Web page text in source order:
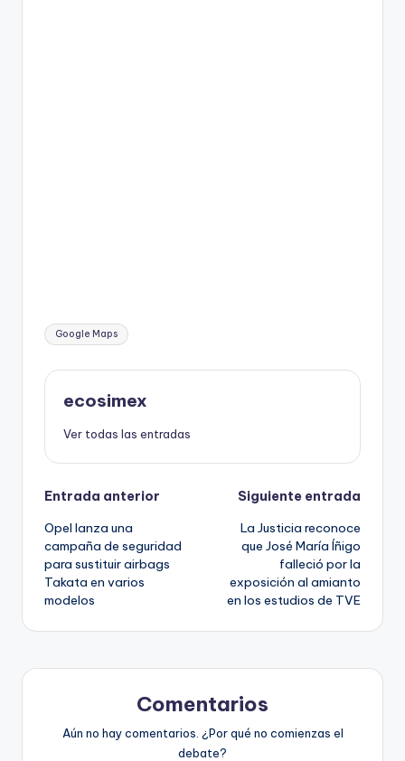
Etiquetas:
Google Maps
ecosimex
Ver todas las entradas
Navegación
de
entradas
Entrada anterior
Opel lanza una
campaña de seguridad
para sustituir airbags
Takata en varios
modelos
Siguiente entrada
La Justicia reconoce
que José María Íñigo
falleció por la
exposición al amianto
en los estudios de TVE
Comentarios
Aún no hay comentarios. ¿Por qué no comienzas el
debate?